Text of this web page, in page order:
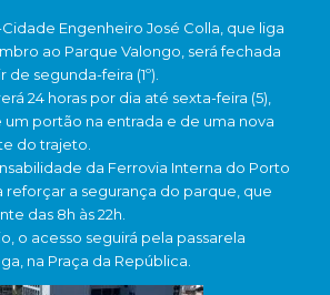
Engenheiro José Colla, que liga
ao Parque Valongo, será fechada
segunda-feira (1º).
24 horas por dia até sexta-feira (5),
um portão na entrada e de uma nova
do trajeto.
da Ferrovia Interna do Porto
reforçar a segurança do parque, que
das 8h às 22h.
o acesso seguirá pela passarela
na Praça da República.